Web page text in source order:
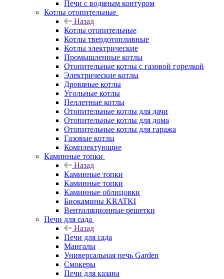
Печи с водяным контуром
Котлы отопительные
Назад
Котлы отопительные
Котлы твердотопливные
Котлы электрические
Промышленные котлы
Отопительные котлы с газовой горелкой
Электрические котлы
Дровяные котлы
Угольные котлы
Пеллетные котлы
Отопительные котлы для дачи
Отопительные котлы для дома
Отопительные котлы для гаража
Газовые котлы
Комплектующие
Каминные топки
Назад
Каминные топки
Каминные топки
Каминные облицовки
Биокамины KRATKI
Вентиляционные решетки
Печи для сада
Назад
Печи для сада
Мангалы
Универсальная печь Garden
Смокеры
Печи для казана